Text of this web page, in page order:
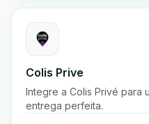
Colis Prive
Integre a Colis Privé para
entrega perfeita.